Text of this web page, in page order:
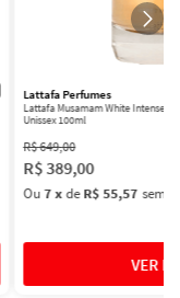
Lattafa Perfumes
Lattafa Musamam White Intense
Unissex 100ml
R$649,00
R$389,00
Ou7xdeR$ 55,57 sem